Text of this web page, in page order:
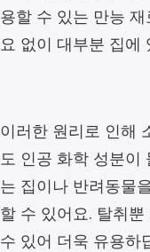
용할 수 있는 만능
요 없이 대부분 집에
이러한 원리로 인해
도 인공 화학 성분이
는 집이나 반려동물
할 수 있어요. 탈취
수 있어 더욱 유용하